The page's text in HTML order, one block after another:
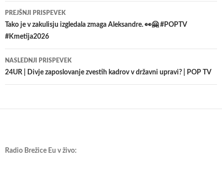
Krmarjenje
po
prispevkih
PREJŠNJI PRISPEVEK
Tako je v zakulisju izgledala zmaga Aleksandre. 👀🤗 #POPTV
#Kmetija2026
NASLEDNJI PRISPEVEK
24UR | Divje zaposlovanje zvestih kadrov v državni upravi? | POP TV
Radio Brežice Eu v živo: